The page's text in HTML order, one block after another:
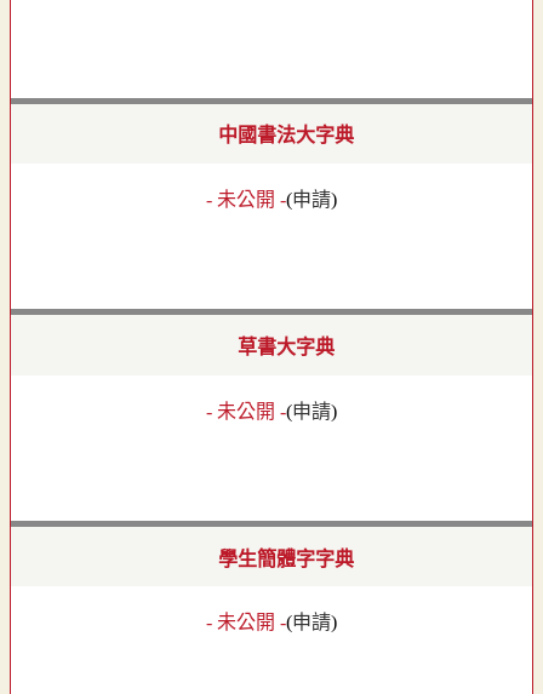
中國書法大字典
- 未公開 -(申請)
草書大字典
- 未公開 -(申請)
學生簡體字字典
- 未公開 -(申請)